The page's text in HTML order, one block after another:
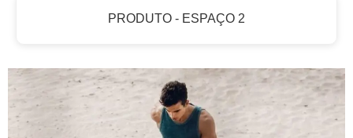
PRODUTO - ESPAÇO 2